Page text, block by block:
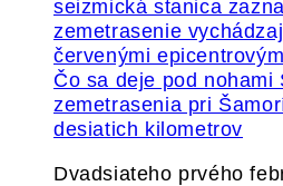
Čo sa deje pod nohami
zemetrasenia pri
desiatich kilometrov
Dvadsiateho prvého